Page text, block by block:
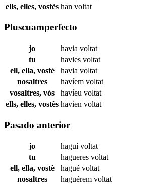
ells, elles, vostès han voltat
Pluscuamperfecto
jo havia voltat
tu
havies voltat
ell, ella, vostè
havia voltat
nosaltres
havíem voltat
vosaltres, vós
havíeu voltat
ells, elles, vostès havien voltat
Pasado anterior
jo haguívoltat
tu
hagueres voltat
ell, ella, vostè
hagué voltat
nosaltres
haguérem voltat